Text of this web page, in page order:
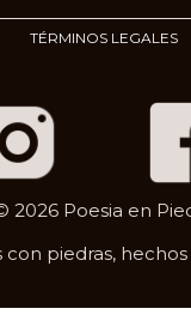
TÉRMINOS LEGALES
2026 Poesia en
con piedras,